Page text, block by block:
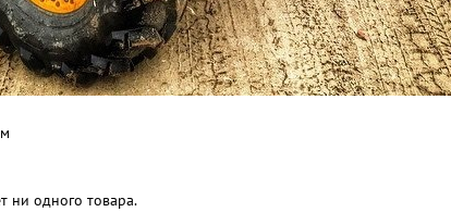
ни одного товара.